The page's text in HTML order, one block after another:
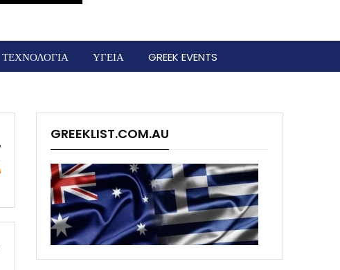
ΤΕΧΝΟΛΟΓΙΑ ΥΓΕΙΑ GREEK EVENTS
GREEKLIST.COM.AU